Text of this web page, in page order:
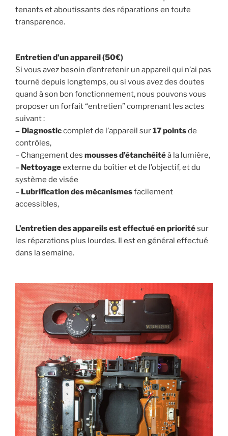
tenants et aboutissants des réparations en toute
transparence.
Entretien d’un appareil(50€)
Si vous avez besoin d’entretenir un appareil qui n’ai pas
tourné depuis longtemps, ou si vous avez des doutes
quand à son bon fonctionnement, nous pouvons vous
proposer un forfait “entretien” comprenant les actes
suivant :
– Diagnosticcomplet de l’appareil sur17 pointsde
contrôles,
– Changement des mousses d’étanchéitéà la lumière,
– Nettoyageexterne du boîtier et de l’objectif, et du
système de visée
– Lubrification des mécanismesfacilement
accessibles,
L’entretien des appareils est effectué en prioritésur
les réparations plus lourdes. Il est en général effectué
dans la semaine.